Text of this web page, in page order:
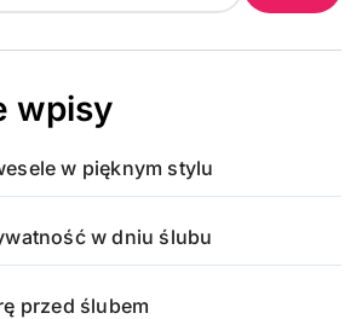
wpisy
w pięknym stylu
w dniu ślubu
przed ślubem